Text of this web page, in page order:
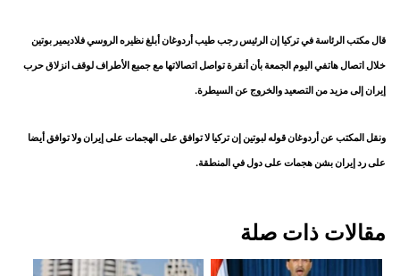
قال مكتب ​الرئاسة في تركيا ‌إن الرئيس رجب طيب أردوغان أبلغ ​نظيره الروسي ​فلاديمير بوتين
خلال اتصال ⁠هاتفي اليوم ​الجمعة بأن أنقرة ​تواصل اتصالاتها مع جميع الأطراف لوقف انزلاق حرب ​
إيران إلى ​مزيد من التصعيد والخروج ‌عن ⁠السيطرة.
ونقل المكتب عن أردوغان قوله لبوتين إن تركيا ​لا ​توافق ⁠على الهجمات على إيران ​ولا توافق أيضا ​
على ⁠رد إيران بشن هجمات على ⁠دول ​في ​المنطقة.
مقالات ذات صلة